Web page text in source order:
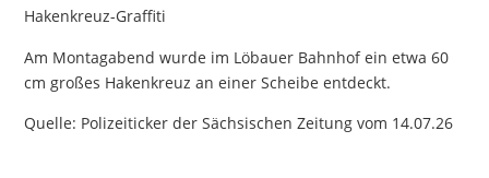
Hakenkreuz-Graffiti
Am Montagabend wurde im Löbauer Bahnhof ein etwa 60
cm großes Hakenkreuz an einer Scheibe entdeckt.
Quelle: Polizeiticker der Sächsischen Zeitung vom 14.07.26